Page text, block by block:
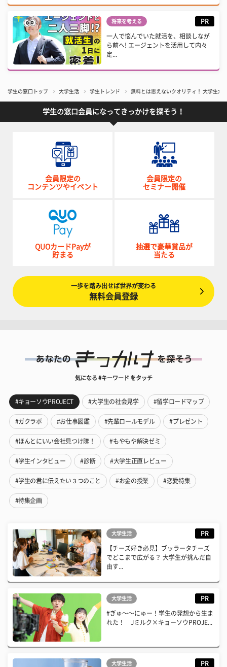
将来を考える PR
一人で悩んでいた就活を、相談しなが
ら前へ! エージェントを活用して内々
定...
学生の窓口トップ 大学生活 学生トレンド 無料とは思えないクオリティ！ 大学生が
学生の窓口会員になってきっかけを探そう！
会員限定の
コンテンツやイベント
会員限定の
セミナー開催
QUOカードPayが
貯まる
抽選で豪華賞品が
当たる
一歩を踏み出せば世界が変わる
無料会員登録
気になる #キーワード をタッチ
#キョーソウPROJECT #大学生の社会見学 #留学ロードマップ
#ガクラボ #お仕事図鑑 #先輩ロールモデル #プレゼント
#ほんとにいい会社見つけ隊！ #もやもや解決ゼミ
#学生インタビュー #診断 #大学生正直レビュー
#学生の君に伝えたい３つのこと #お金の授業 #恋愛特集
#特集企画
大学生活 PR
【チーズ好き必見】ブッラータチーズ
でどこまで広がる？ 大学生が挑んだ自
由す...
大学生活 PR
#ぎゅ〜〜にゅー！学生の発想から生ま
れた！ Jミルク×キョーソウPROJE...
大学生活 PR